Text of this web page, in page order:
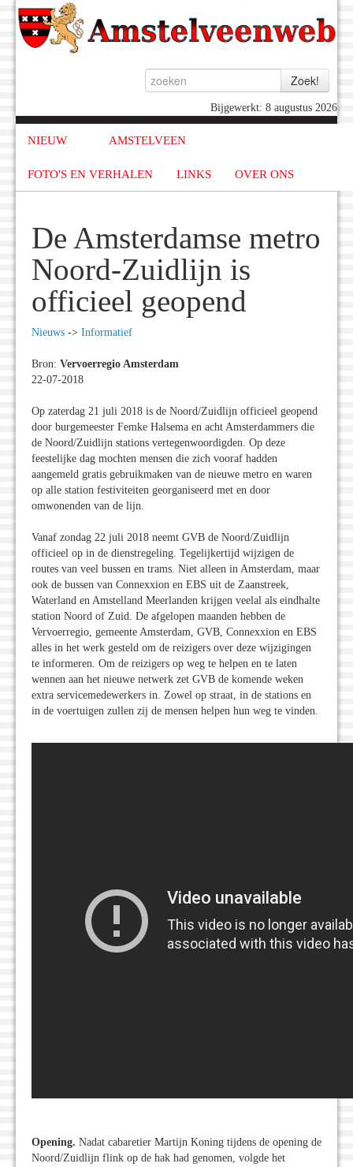
Bijgewerkt: 8 augustus 2026
NIEUW AMSTELVEEN
FOTO'S EN VERHALEN LINKS OVER ONS
De Amsterdamse metro
Noord-Zuidlijn is
officieel geopend
Nieuws -> Informatief
Bron: Vervoerregio Amsterdam
22-07-2018
Op zaterdag 21 juli 2018 is de Noord/Zuidlijn officieel geopend
door burgemeester Femke Halsema en acht Amsterdammers die
de Noord/Zuidlijn stations vertegenwoordigden. Op deze
feestelijke dag mochten mensen die zich vooraf hadden
aangemeld gratis gebruikmaken van de nieuwe metro en waren
op alle station festiviteiten georganiseerd met en door
omwonenden van de lijn.
Vanaf zondag 22 juli 2018 neemt GVB de Noord/Zuidlijn
officieel op in de dienstregeling. Tegelijkertijd wijzigen de
routes van veel bussen en trams. Niet alleen in Amsterdam, maar
ook de bussen van Connexxion en EBS uit de Zaanstreek,
Waterland en Amstelland Meerlanden krijgen veelal als eindhalte
station Noord of Zuid. De afgelopen maanden hebben de
Vervoerregio, gemeente Amsterdam, GVB, Connexxion en EBS
alles in het werk gesteld om de reizigers over deze wijzigingen
te informeren. Om de reizigers op weg te helpen en te laten
wennen aan het nieuwe netwerk zet GVB de komende weken
extra servicemedewerkers in. Zowel op straat, in de stations en
in de voertuigen zullen zij de mensen helpen hun weg te vinden.
Opening. Nadat cabaretier Martijn Koning tijdens de opening de
Noord/Zuidlijn flink op de hak had genomen, volgde het